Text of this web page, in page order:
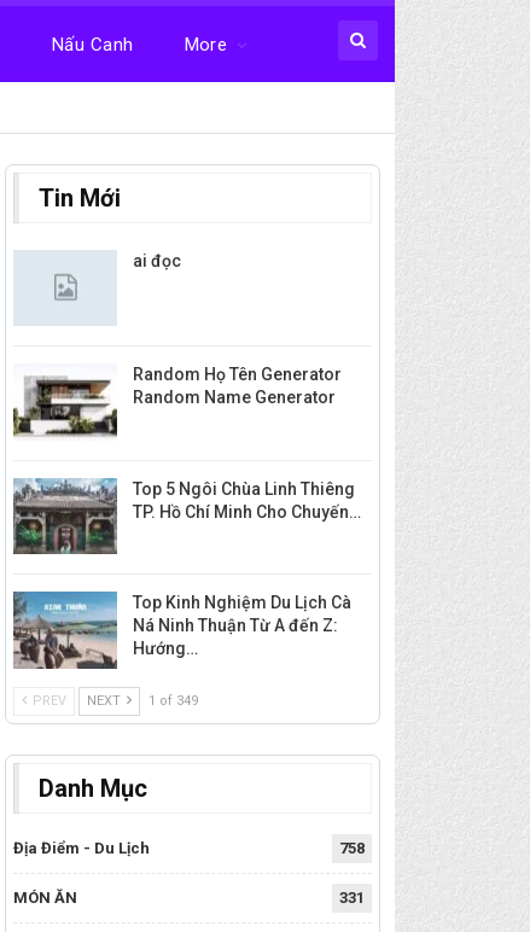
Nấu Canh More
Tin Mới
ai đọc
Random Họ Tên Generator
Random Name Generator
Top 5 Ngôi Chùa Linh Thiêng
TP. Hồ Chí Minh Cho Chuyến…
Top Kinh Nghiệm Du Lịch Cà
Ná Ninh Thuận Từ A đến Z:
Hướng…
PREV NEXT 1 of 349
Danh Mục
Địa Điểm - Du Lịch 758
MÓN ĂN 331